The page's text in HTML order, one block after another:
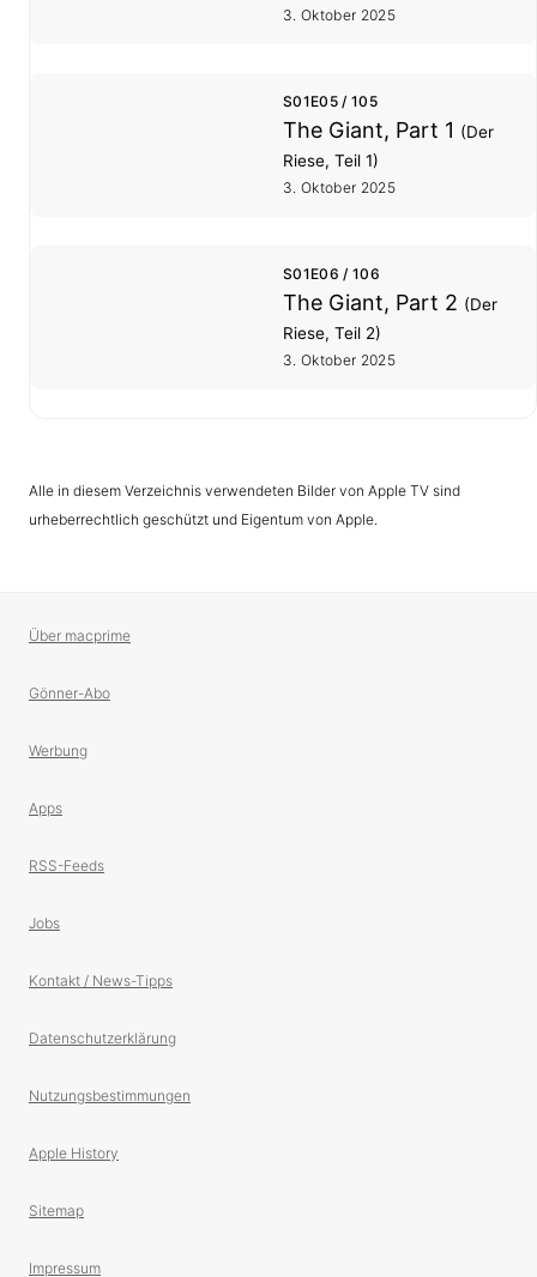
3. Oktober 2025
S01E05 / 105
The Giant, Part 1 (Der
Riese, Teil 1)
3. Oktober 2025
S01E06 / 106
The Giant, Part 2 (Der
Riese, Teil 2)
3. Oktober 2025
Alle in diesem Verzeichnis verwendeten Bilder von Apple TV sind
urheberrechtlich geschützt und Eigentum von Apple.
Über macprime
Gönner-Abo
Werbung
Apps
RSS-Feeds
Jobs
Kontakt / News-Tipps
Datenschutzerklärung
Nutzungsbestimmungen
Apple History
Sitemap
Impressum